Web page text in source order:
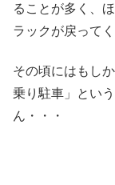
ることが多く、
ラックが戻って
その頃にはもし
乗り駐車」とい
ん・・・